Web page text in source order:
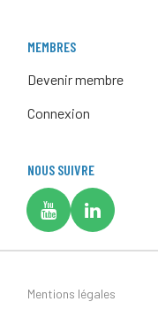
MEMBRES
Devenir membre
Connexion
NOUS SUIVRE
Mentions légales